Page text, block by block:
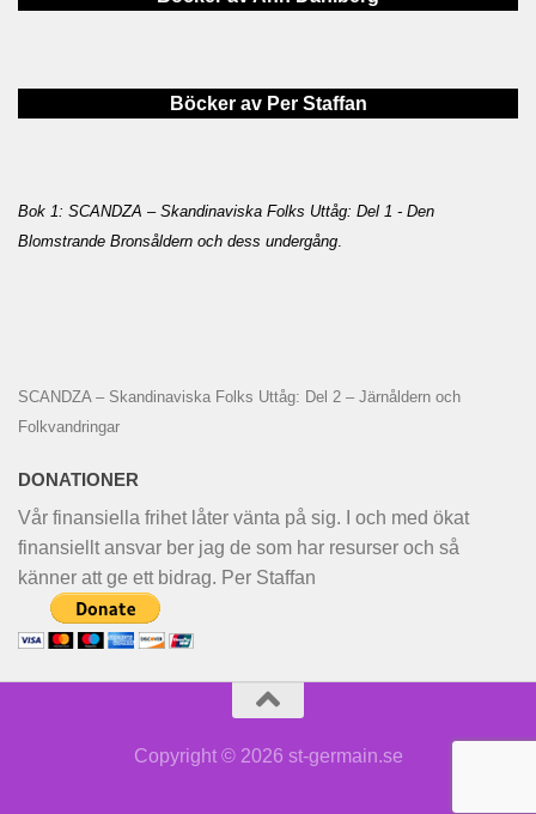
Böcker av Per Staffan
Bok 1: SCANDZA – Skandinaviska Folks Uttåg: Del 1 - Den
Blomstrande Bronsåldern och dess undergång
SCANDZA – Skandinaviska Folks Uttåg: Del 2 – Järnåldern och
Folkvandringar
DONATIONER
Vår finansiella frihet låter vänta på sig. I och med ökat
finansiellt ansvar ber jag de som har resurser och så
känner att ge ett bidrag. Per Staffan
Copyright © 2026 st-germain.se